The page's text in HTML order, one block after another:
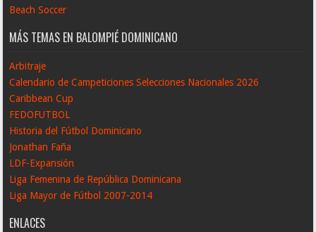
Beach Soccer
MÁS TEMAS EN BALOMPIÉ DOMINICANO
Arbitraje
Calendario de Campeticiones Selecciones Nacionales 2026
Caribbean Cup
FEDOFUTBOL
Historia del Fútbol Dominicano
Jonathan Faña
LDF-Expansión
Liga Femenina de República Dominicana
Liga Mayor de Fútbol 2007-2014
ENLACES